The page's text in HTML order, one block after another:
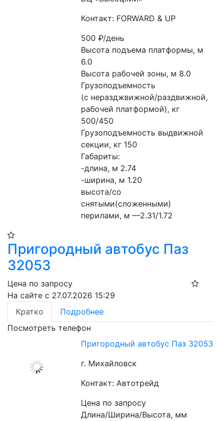
Контакт: FORWARD & UP
500₽/день
Высота подъема платформы, м
6.0
Высота рабочей зоны, м 8.0
Грузоподъемность
(с неразджвижной/раздвижной,
рабочей платформой), кг
500/450
Грузоподъемность выдвижной
секции, кг 150
Габариты:
-длина, м 2.74
-ширина, м 1.20
высота/со
снятыми(сложенными)
перилами, м —2.31/1.72
Пригородный автобус Паз
32053
Цена по запросу
На сайте с 27.07.2026 15:29
Кратко
Подробнее
Посмотреть телефон
Пригородный автобус Паз 32053
г. Михайловск
Контакт: Автотрейд
Цена по запросу
Длина/Ширина/Высота, мм